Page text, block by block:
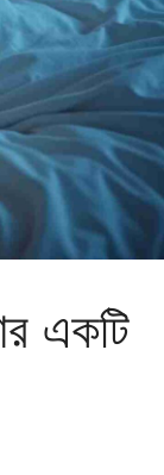
একটি